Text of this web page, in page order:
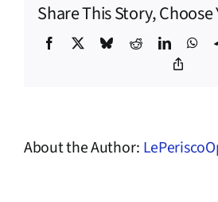
Nour
compagnie
Share This Story,
Facebook BlueskyRedditLinkedIn
About the Author: